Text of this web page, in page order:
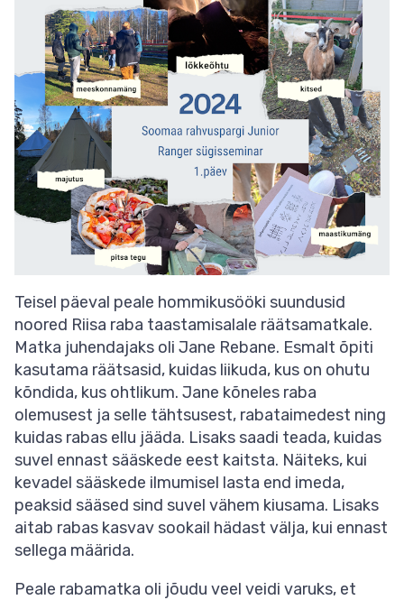
Teisel päeval peale hommikusööki suundusid
noored Riisa raba taastamisalale räätsamatkale.
Matka juhendajaks oli Jane Rebane. Esmalt õpiti
kasutama räätsasid, kuidas liikuda, kus on ohutu
kõndida, kus ohtlikum. Jane kõneles raba
olemusest ja selle tähtsusest, rabataimedest ning
kuidas rabas ellu jääda. Lisaks saadi teada, kuidas
suvel ennast sääskede eest kaitsta. Näiteks, kui
kevadel sääskede ilmumisel lasta end imeda,
peaksid sääsed sind suvel vähem kiusama. Lisaks
aitab rabas kasvav sookail hädast välja, kui ennast
sellega määrida.
Peale rabamatka oli jõudu veel veidi varuks, et